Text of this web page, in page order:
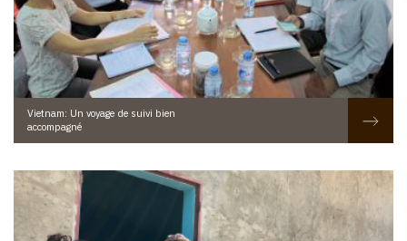
Vietnam: Un voyage de suivi bien
accompagné